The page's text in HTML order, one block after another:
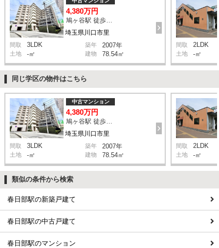
埼玉県川口市里
4,380万円
鳩ヶ谷駅 徒歩2分
間取 3LDK 築年 2007年
土地 -㎡ 建物 78.54㎡
間取 2LDK
土地 -㎡
同じ学区の物件はこちら
埼玉県川口市里
中古マンション
4,380万円
間取 3LDK 築年 2007年
土地 -㎡ 建物 78.54㎡
間取 2LDK
土地 -㎡
類似の条件から検索
春日部駅の新築戸建て
春日部駅の中古戸建て
春日部駅のマンション